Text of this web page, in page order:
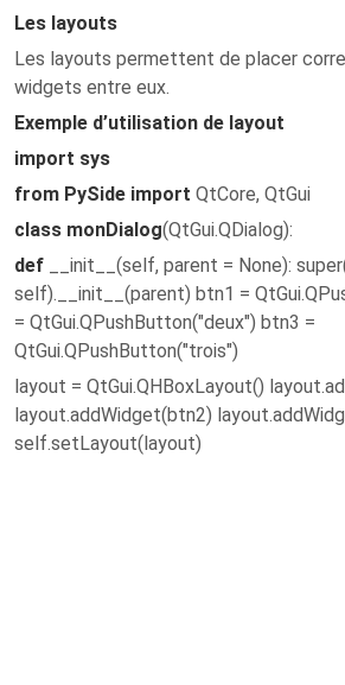
Les layouts
Les layouts permettent de placer
widgets entre eux.
Exemple d’utilisation de layout
import sys
from PySide import QtCore, QtGui
class monDialog(QtGui.QDialog):
def __init__(self, parent = None):
self).__init__(parent) btn1 =
= QtGui.QPushButton("deux") btn3 =
QtGui.QPushButton("trois")
layout = QtGui.QHBoxLayout()
layout.addWidget(btn2)
self.setLayout(layout)